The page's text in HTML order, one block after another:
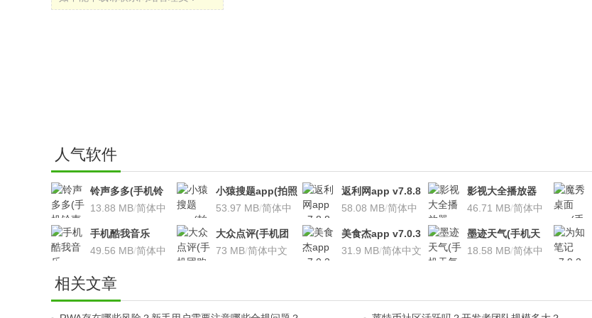
人气软件
铃声多多(手机铃
声软件)v8.7.66 安
13.88 MB/简体中
小猿搜题app(拍照
搜题利器)V9.7.2安
53.97 MB/简体中
返利网app v7.8.8
安卓版
58.08 MB/简体中
影视大全播放器
v3.1.7 安卓版
46.71 MB/简体中
手机酷我音乐
V9.2.3.5 安卓版
49.56 MB/简体中
大众点评(手机团
购软件)V10.18.4
73 MB/简体中文
美食杰app v7.0.3
安卓版
31.9 MB/简体中文
墨迹天气(手机天
气软
18.58 MB/简体中
相关文章